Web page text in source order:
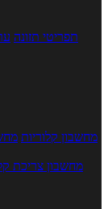
תפריטי תזונה
מחשבון קלוריות
מחשבון צריכת